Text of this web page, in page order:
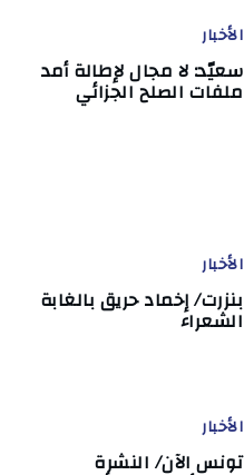
الأخبار
سعيّد: لا مجال لإطالة أمد
ملفات الصلح الجزائي
الأخبار
بنزرت/ إخماد حريق بالغابة
الشعراء
الأخبار
تونس الآن/ النشرة